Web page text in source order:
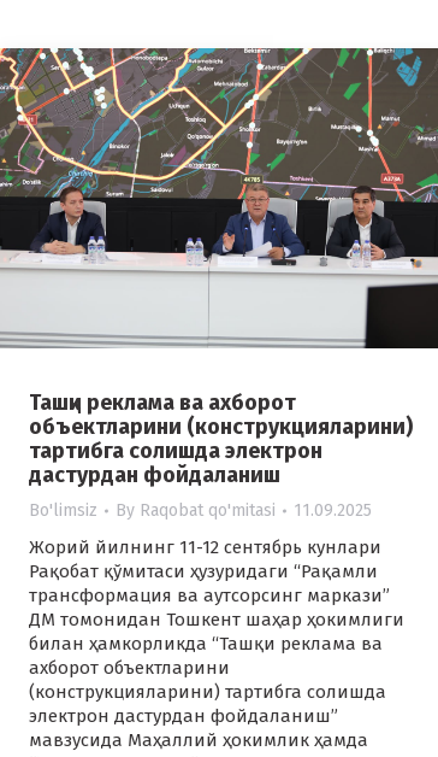
Ташқи реклама ва ахборот
объектларини (конструкцияларини)
тартибга солишда электрон
дастурдан фойдаланиш
Bo'limsiz By Raqobat qo'mitasi 11.09.2025
Жорий йилнинг 11-12 сентябрь кунлари
Рақобат қўмитаси ҳузуридаги “Рақамли
трансформация ва аутсорсинг маркази”
ДМ томонидан Тошкент шаҳар ҳокимлиги
билан ҳамкорликда “Ташқи реклама ва
ахборот объектларини
(конструкцияларини) тартибга солишда
электрон дастурдан фойдаланиш”
мавзусида Маҳаллий ҳокимлик ҳамда